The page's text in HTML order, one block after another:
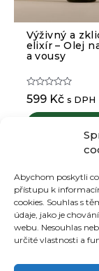
Abychom poskytli
přístupu k
cookies. Souhlas s
údaje, jako je
webu. Nesouhlas
určité vlastnosti a
Hodnocení
0
5
Výživný a
elixír – Olej
a vousy
599 Kč s DPH